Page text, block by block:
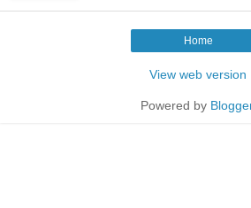
Home
View web version
Powered by